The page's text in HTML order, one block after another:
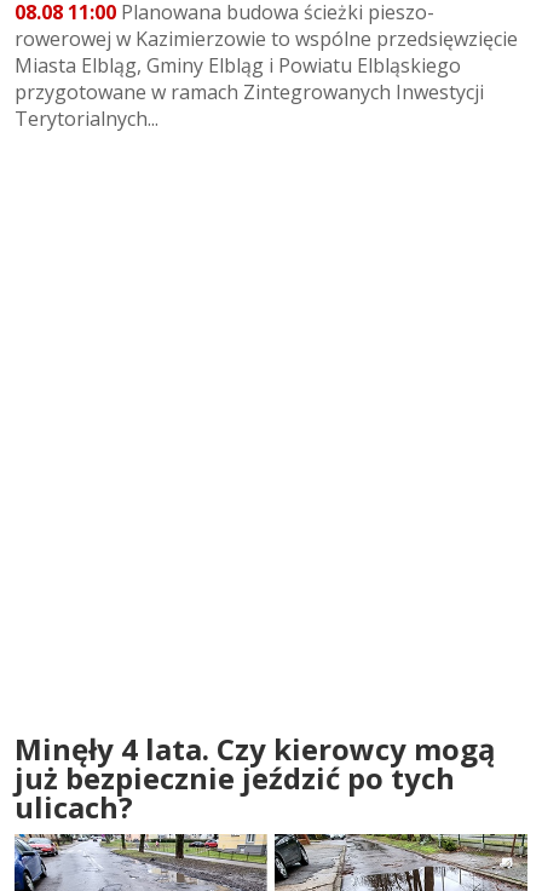
08.08 11:00 Planowana budowa ścieżki pieszo-
rowerowej w Kazimierzowie to wspólne przedsięwzięcie
Miasta Elbląg, Gminy Elbląg i Powiatu Elbląskiego
przygotowane w ramach Zintegrowanych Inwestycji
Terytorialnych...
Minęły 4 lata. Czy kierowcy mogą
już bezpiecznie jeździć po tych
ulicach?